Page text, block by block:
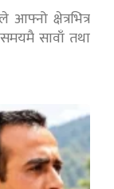
क्षेत्रभित्र
सावाँ तथा